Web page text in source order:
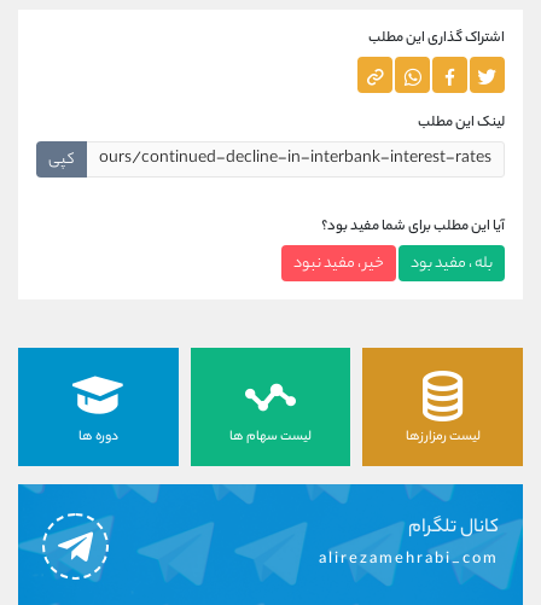
اشتراک گذاری این مطلب
لینک این مطلب
کپی
آیا این مطلب برای شما مفید بود؟
بله ، مفید بود خیر ، مفید نبود
لیست رمزارزها لیست سهام ها دوره ها
کانال تلگرام
alirezamehrabi_com